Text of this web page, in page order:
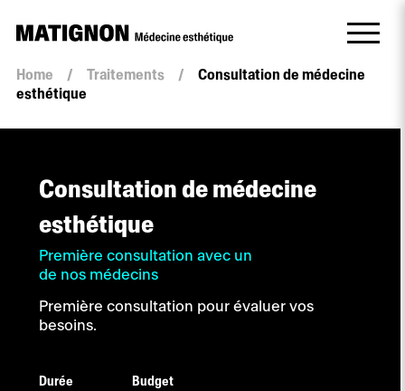
Home / Traitements /
Consultation de médecine
esthétique
Consultation de médecine
esthétique
Première consultation avec un
de nos médecins
Première consultation pour évaluer vos
besoins.
Durée
Budget
Quantité
Consultation
médecine